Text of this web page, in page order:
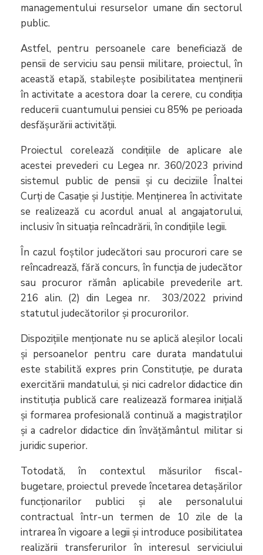
managementului resurselor umane din sectorul
public.
Astfel, pentru persoanele care beneficiază de
pensii de serviciu sau pensii militare, proiectul, în
această etapă, stabilește posibilitatea menținerii
în activitate a acestora doar la cerere, cu condiția
reducerii cuantumului pensiei cu 85% pe perioada
desfășurării activității.
Proiectul corelează condițiile de aplicare ale
acestei prevederi cu Legea nr. 360/2023 privind
sistemul public de pensii și cu deciziile Înaltei
Curți de Casație și Justiție. Menținerea în activitate
se realizează cu acordul anual al angajatorului,
inclusiv în situația reîncadrării, în condițiile legii.
În cazul foștilor judecători sau procurori care se
reîncadrează, fără concurs, în funcția de judecător
sau procuror rămân aplicabile prevederile art.
216 alin. (2) din Legea nr. 303/2022 privind
statutul judecătorilor şi procurorilor.
Dispozițiile menționate nu se aplică aleșilor locali
și persoanelor pentru care durata mandatului
este stabilită expres prin Constituție, pe durata
exercitării mandatului, și nici cadrelor didactice din
instituția publică care realizează formarea inițială
și formarea profesională continuă a magistraților
și a cadrelor didactice din învățământul militar si
juridic superior.
Totodată, în contextul măsurilor fiscal-
bugetare, proiectul prevede încetarea detașărilor
funcționarilor publici și ale personalului
contractual într-un termen de 10 zile de la
intrarea în vigoare a legii și introduce posibilitatea
realizării transferurilor în interesul serviciului